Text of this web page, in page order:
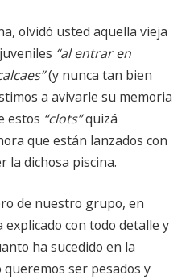
olvidó usted aquella vieja
“al entrar en
(y nunca tan bien
a avivarle su memoria
estos “clots”quizá
que están lanzados con
la dichosa piscina.
de nuestro grupo, en
con todo detalle y
ha sucedido en la
ser pesados y